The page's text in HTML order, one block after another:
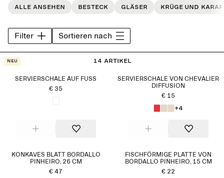
wurden für den Alltag und besondere Anlässe
Alle ansehen Besteck Gläser Krüge und
Filter Sortieren nach
14 Artikel
Neu
SERVIERSCHALE AUF FUSS
€ 35
SERVIERSCHALE VON CHEVALIER
DIFFUSION
€ 15
+4
KONKAVES BLATT BORDALLO
PINHEIRO, 26 CM
€ 47
FISCHFÖRMIGE PLATTE VON
BORDALLO PINHEIRO, 15 CM
€ 22